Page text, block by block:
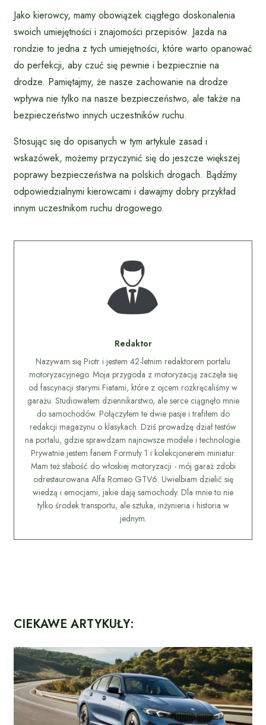
Jako kierowcy, mamy obowiązek ciągłego doskonalenia
swoich umiejętności i znajomości przepisów. Jazda na
rondzie to jedna z tych umiejętności, które warto opanować
do perfekcji, aby czuć się pewnie i bezpiecznie na
drodze. Pamiętajmy, że nasze zachowanie na drodze
wpływa nie tylko na nasze bezpieczeństwo, ale także na
bezpieczeństwo innych uczestników ruchu.
Stosując się do opisanych w tym artykule zasad i
wskazówek, możemy przyczynić się do jeszcze większej
poprawy bezpieczeństwa na polskich drogach. Bądźmy
odpowiedzialnymi kierowcami i dawajmy dobry przykład
innym uczestnikom ruchu drogowego.
Redaktor
Nazywam się Piotr i jestem 42-letnim redaktorem portalu
motoryzacyjnego. Moja przygoda z motoryzacją zaczęła się
od fascynacji starymi Fiatami, które z ojcem rozkręcaliśmy w
garażu. Studiowałem dziennikarstwo, ale serce ciągnęło mnie
do samochodów. Połączyłem te dwie pasje i trafiłem do
redakcji magazynu o klasykach. Dziś prowadzę dział testów
na portalu, gdzie sprawdzam najnowsze modele i technologie.
Prywatnie jestem fanem Formuły 1 i kolekcjonerem miniatur.
Mam też słabość do włoskiej motoryzacji - mój garaż zdobi
odrestaurowana Alfa Romeo GTV6. Uwielbiam dzielić się
wiedzą i emocjami, jakie dają samochody. Dla mnie to nie
tylko środek transportu, ale sztuka, inżynieria i historia w
jednym.
CIEKAWE ARTYKUŁY: